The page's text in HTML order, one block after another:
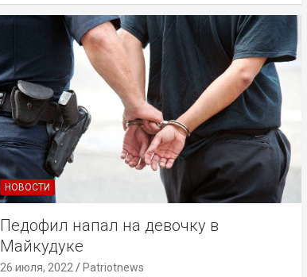
НОВОСТИ
Педофил напал на девочку в
Майкудуке
26 июля, 2022 Patriotnews